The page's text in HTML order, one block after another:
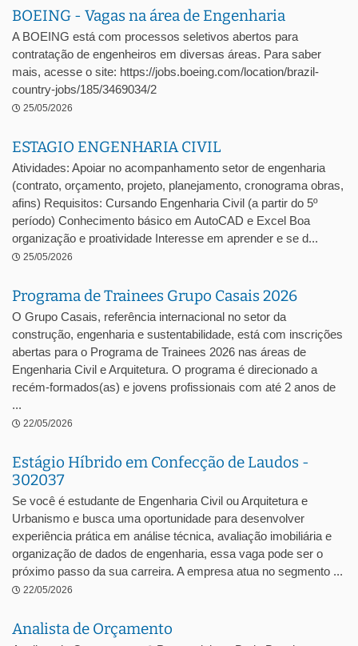
BOEING - Vagas na área de Engenharia
A BOEING está com processos seletivos abertos para
contratação de engenheiros em diversas áreas. Para saber
mais, acesse o site: https://jobs.boeing.com/location/brazil-
country-jobs/185/3469034/2
25/05/2026
ESTAGIO ENGENHARIA CIVIL
Atividades: Apoiar no acompanhamento setor de engenharia
(contrato, orçamento, projeto, planejamento, cronograma obras,
afins) Requisitos: Cursando Engenharia Civil (a partir do 5º
período) Conhecimento básico em AutoCAD e Excel Boa
organização e proatividade Interesse em aprender e se d...
25/05/2026
Programa de Trainees Grupo Casais 2026
O Grupo Casais, referência internacional no setor da
construção, engenharia e sustentabilidade, está com inscrições
abertas para o Programa de Trainees 2026 nas áreas de
Engenharia Civil e Arquitetura. O programa é direcionado a
recém-formados(as) e jovens profissionais com até 2 anos de
...
22/05/2026
Estágio Híbrido em Confecção de Laudos -
302037
Se você é estudante de Engenharia Civil ou Arquitetura e
Urbanismo e busca uma oportunidade para desenvolver
experiência prática em análise técnica, avaliação imobiliária e
organização de dados de engenharia, essa vaga pode ser o
próximo passo da sua carreira. A empresa atua no segmento ...
22/05/2026
Analista de Orçamento